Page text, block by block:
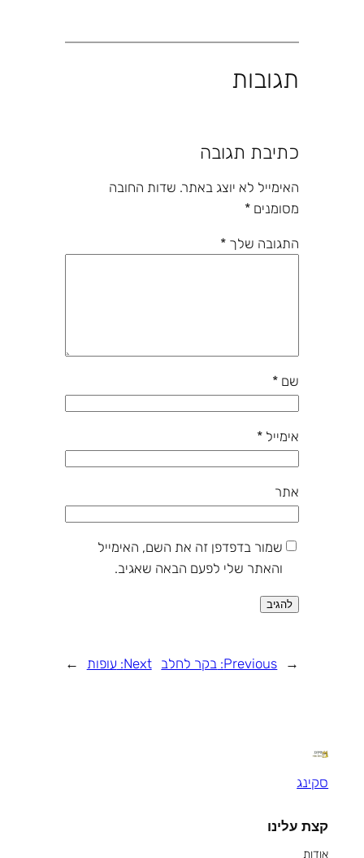
תגובות
כתיבת תגובה
האימייל לא יוצג באתר. שדות החובה
מסומנים *
התגובה שלך *
שם *
אימייל *
אתר
שמור בדפדפן זה את השם, האימייל
והאתר שלי לפעם הבאה שאגיב.
←
Previous: בקר לחלב Next: עופות →
סקינג
קצת עלינו
אודות